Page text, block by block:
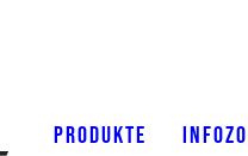
PRODUKTE